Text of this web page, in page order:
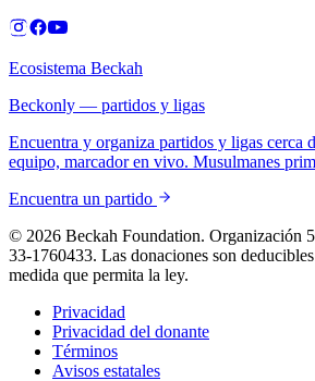
Ecosistema Beckah
Beckonly — partidos y ligas
Encuentra y organiza partidos y ligas
equipo, marcador en vivo. Musulmanes
Encuentra un partido
© 2026 Beckah Foundation. Organización
33-1760433. Las donaciones son
medida que permita la ley.
Privacidad
Privacidad del donante
Términos
Avisos estatales